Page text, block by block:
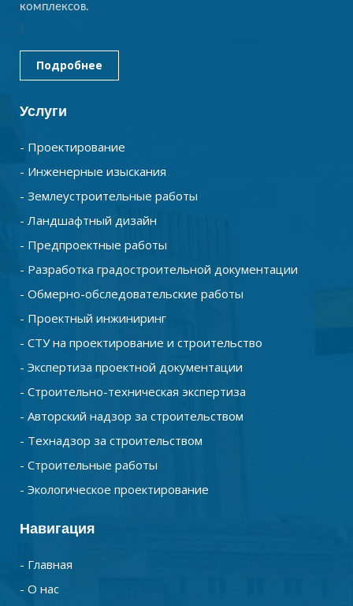
комплексов.
}
Подробнее
Услуги
- Проектирование
- Инженерные изыскания
- Землеустроительные работы
- Ландшафтный дизайн
- Предпроектные работы
- Разработка градостроительной документации
- Обмерно-обследовательские работы
- Проектный инжиниринг
- СТУ на проектирование и строительство
- Экспертиза проектной документации
- Строительно-техническая экспертиза
- Авторский надзор за строительством
- Технадзор за строительством
- Строительные работы
- Экологическое проектирование
Навигация
- Главная
- О нас